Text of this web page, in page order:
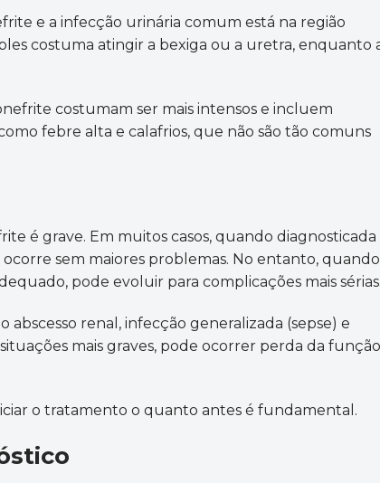
e a infecção urinária comum está na região
costuma atingir a bexiga ou a uretra, enquanto
costumam ser mais intensos e incluem
febre alta e calafrios, que não são tão comuns
é grave. Em muitos casos, quando diagnosticada
sem maiores problemas. No entanto,
pode evoluir para complicações mais sérias.
abscesso renal, infecção generalizada (sepse) e
mais graves, pode ocorrer perda da função
o tratamento o quanto antes é fundamental.